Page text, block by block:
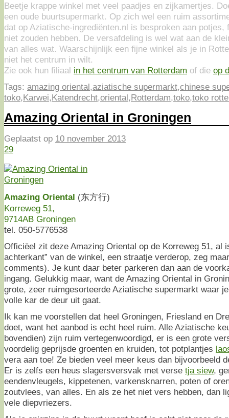
Beetje krappe winkel met veel paadjes en zijkamertjes.
een oude buurtsupermarkt. Op zich wel een ruim
dat op Aziatische-ingrediënten.nl is besproken aan
niet zouden hebben. De versafdeling is wel wat aan de
van alles wat. Waarschijnlijk een fijne winkel als je in
niet het centrum in wilt.
Zie ook hun filiaal in het centrum van Rotterdam of die op
Tags: amazing oriental,aziatische supermarkt,chinese
toko,Karwei,Katendrecht,oriental,Rotterdam,toko,toko
Amazing Oriental in Groningen
Geplaatst op 10 november 2013
29
Amazing Oriental (东方行)
Korreweg 51,
9714AB Groningen
tel. 050-5776538
Officiëel zit deze Amazing Oriental op de Korreweg 51, al
achterkant” van de winkel, een straatje verderop, zeg
comments). Je kunt daar beter parkeren dan aan de
ingang. Gelukkig maar, want de Amazing Oriental in
grote, zeer ruimgesorteerde Aziatische supermarkt waar
volle kar de deur uit gaat.
Ik kan me voorstellen dat heel Groningen, Friesland en
doet, want het aanbod is echt heel ruim. Alle Aziatische
bovendien) zijn ruim vertegenwoordigd, er is een grote
voordelig geprijsde groenten en kruiden, tot potplantjes
vera aan toe! Ze bieden veel meer keus dan bijvoorbeeld
Er is zelfs een heus slagersversvak met verse tja siew,
eendenvleugels, kippetenen, varkensknarren, poten of
zoutvlees, van alles. En als ze het niet vers hebben, dan
vele diepvriezers.